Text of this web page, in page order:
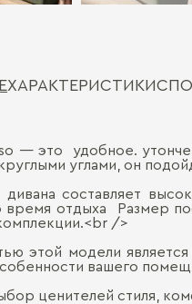
ХАРАКТЕРИСТИКИ
— это удобное.
углами, он
дивана составляет
отдыха Размер
/>
этой модели
вашего
ценителей стиля,